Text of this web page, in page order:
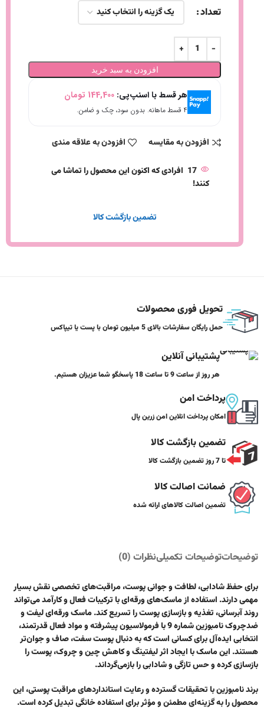
تعداد
افزودن به سبد خرید
هر قسط با اسنپ‌پی: 144,400 تومان
۴ قسط ماهانه. بدون سود، چک و ضامن.
افزودن به مقایسه افزودن به علاقه مندی
17 افرادی که اکنون این محصول را تماشا می
کنند!
تضمین بازگشت کالا
تحویل فوری محصولات
حمل رایگان سفارشات بالای 5 میلیون تومان با پست یا تیپاکس
پشتیبانی آنلاین
هر روز از ساعت 9 تا ساعت 18 پاسخگو شما عزیزان هستیم.
پرداخت امن
امکان پرداخت انلاین امن زرین پال
تضمین بازگشت کالا
تا 7 روز تضمین بازگشت کالا
ضمانت اصالت کالا
تضمین اصالت کالاهای ارائه شده
توضیحاتتوضیحات تکمیلینظرات (0)
برای حفظ شادابی، لطافت و جوانی پوست، مراقبت‌های تخصصی نقش بسیار
مهمی دارند. استفاده از ماسک‌های ورقه‌ای با ترکیبات فعال و کارآمد می‌تواند
روند آبرسانی، تغذیه و بازسازی پوست را تسریع کند. ماسک ورقه‌ای لیفت و
ضدچروک نامبوزین شماره 9 با فرمولاسیون پیشرفته و مواد فعال قدرتمند،
انتخابی ایده‌آل برای کسانی است که به دنبال پوست سفت، صاف و جوان‌تر
هستند. این ماسک با ایجاد اثر لیفتینگ و کاهش چین و چروک، پوست را
بازسازی کرده و حس تازگی و شادابی را بازمی‌گرداند.
برند نامبوزین با تحقیقات گسترده و رعایت استانداردهای مراقبت پوستی، این
محصول را به گزینه‌ای مطمئن و مؤثر برای استفاده خانگی تبدیل کرده است.